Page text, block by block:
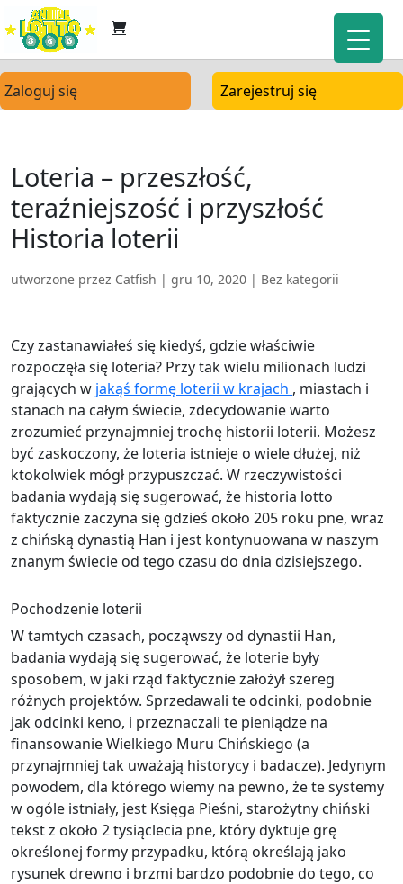
Zaloguj się Zarejestruj się
Loteria – przeszłość,
teraźniejszość i przyszłość
Historia loterii
utworzone przez Catfish | gru 10, 2020 | Bez kategorii
Czy zastanawiałeś się kiedyś, gdzie właściwie
rozpoczęła się loteria? Przy tak wielu milionach ludzi
grających w jakąś formę loterii w krajach , miastach i
stanach na całym świecie, zdecydowanie warto
zrozumieć przynajmniej trochę historii loterii. Możesz
być zaskoczony, że loteria istnieje o wiele dłużej, niż
ktokolwiek mógł przypuszczać. W rzeczywistości
badania wydają się sugerować, że historia lotto
faktycznie zaczyna się gdzieś około 205 roku pne, wraz
z chińską dynastią Han i jest kontynuowana w naszym
znanym świecie od tego czasu do dnia dzisiejszego.
Pochodzenie loterii
W tamtych czasach, począwszy od dynastii Han,
badania wydają się sugerować, że loterie były
sposobem, w jaki rząd faktycznie założył szereg
różnych projektów. Sprzedawali te odcinki, podobnie
jak odcinki keno, i przeznaczali te pieniądze na
finansowanie Wielkiego Muru Chińskiego (a
przynajmniej tak uważają historycy i badacze). Jedynym
powodem, dla którego wiemy na pewno, że te systemy
w ogóle istniały, jest Księga Pieśni, starożytny chiński
tekst z około 2 tysiąclecia pne, który dyktuje grę
określonej formy przypadku, którą określają jako
rysunek drewno i brzmi bardzo podobnie do tego, co